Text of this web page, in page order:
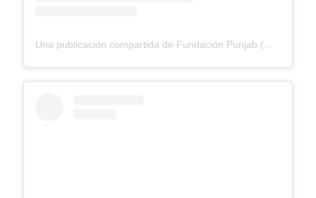
Una publicación compartida de Fundación Punjab (@fundacionpunjab)